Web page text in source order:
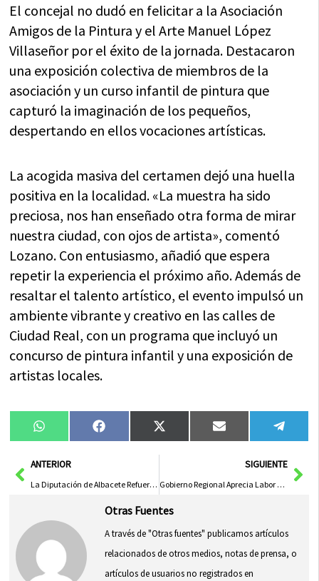
El concejal no dudó en felicitar a la Asociación
Amigos de la Pintura y el Arte Manuel López
Villaseñor por el éxito de la jornada. Destacaron
una exposición colectiva de miembros de la
asociación y un curso infantil de pintura que
capturó la imaginación de los pequeños,
despertando en ellos vocaciones artísticas.
La acogida masiva del certamen dejó una huella
positiva en la localidad. «La muestra ha sido
preciosa, nos han enseñado otra forma de mirar
nuestra ciudad, con ojos de artista», comentó
Lozano. Con entusiasmo, añadió que espera
repetir la experiencia el próximo año. Además de
resaltar el talento artístico, el evento impulsó un
ambiente vibrante y creativo en las calles de
Ciudad Real, con un programa que incluyó un
concurso de pintura infantil y una exposición de
artistas locales.
Compartir
en
WhatsAppCompartir
en
FacebookCompartir
en
X
(Twitter)
Compartir
en
Email
en
AntANTERIOR
La Diputación de Albacete Refuerza su Plan de Prevención tras la Activación del Meteocam en Alerta
SIGUIENTE
Gobierno Regional Aprecia Labor de Asociación Contra el Cáncer en Talavera y su Apoyo a Sanidad
Otras Fuentes
A través de "Otras fuentes" publicamos artículos
relacionados de otros medios, notas de prensa, o
artículos de usuarios no registrados en